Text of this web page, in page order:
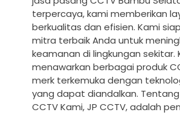
terpercaya, kami memberikan
berkualitas dan efisien. Kami
mitra terbaik Anda untuk
keamanan di lingkungan sekitar.
menawarkan berbagai produk
merk terkemuka dengan
yang dapat diandalkan. Tentang
CCTV Kami, JP CCTV, adalah